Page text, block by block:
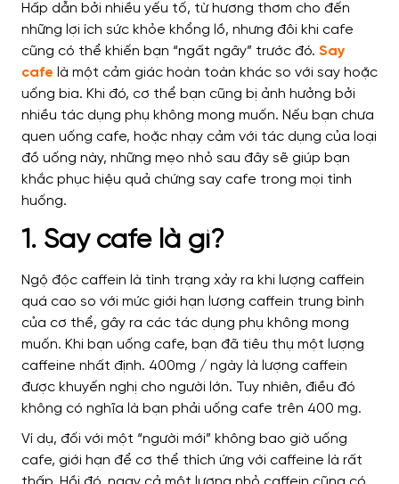
Hấp dẫn bởi nhiều yếu tố, từ hương thơm cho đến
những lợi ích sức khỏe khổng lồ, nhưng đôi khi cafe
cũng có thể khiến bạn “ngất ngây” trước đó. Say
cafe là một cảm giác hoàn toàn khác so với say hoặc
uống bia. Khi đó, cơ thể bạn cũng bị ảnh hưởng bởi
nhiều tác dụng phụ không mong muốn. Nếu bạn chưa
quen uống cafe, hoặc nhạy cảm với tác dụng của loại
đồ uống này, những mẹo nhỏ sau đây sẽ giúp bạn
khắc phục hiệu quả chứng say cafe trong mọi tình
huống.
1. Say cafe là gì?
Ngộ độc caffein là tình trạng xảy ra khi lượng caffein
quá cao so với mức giới hạn lượng caffein trung bình
của cơ thể, gây ra các tác dụng phụ không mong
muốn. Khi bạn uống cafe, bạn đã tiêu thụ một lượng
caffeine nhất định. 400mg / ngày là lượng caffein
được khuyến nghị cho người lớn. Tuy nhiên, điều đó
không có nghĩa là bạn phải uống cafe trên 400 mg.
Ví dụ, đối với một “người mới” không bao giờ uống
cafe, giới hạn để cơ thể thích ứng với caffeine là rất